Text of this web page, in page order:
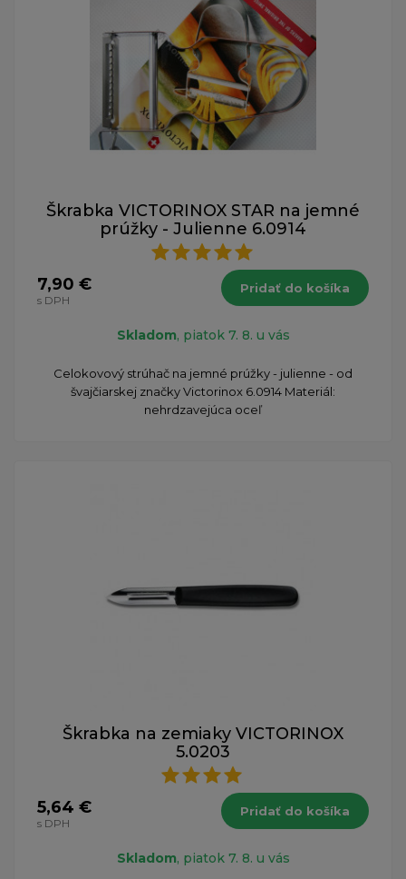
Škrabka VICTORINOX STAR na jemné
prúžky - Julienne 6.0914
7,90 €
s DPH
Pridať do košíka
Skladom, piatok 7. 8. u vás
Celokovový strúhač na jemné prúžky - julienne - od
švajčiarskej značky Victorinox 6.0914 Materiál:
nehrdzavejúca oceľ
Škrabka na zemiaky VICTORINOX
5.0203
5,64 €
s DPH
Pridať do košíka
Skladom, piatok 7. 8. u vás